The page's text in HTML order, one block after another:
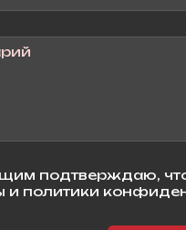
подтверждаю,
и политики